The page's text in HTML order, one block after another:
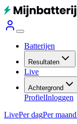
Batterijen
Resultaten
Live
Achtergrond
ProfielInloggen
LivePer dagPer maand